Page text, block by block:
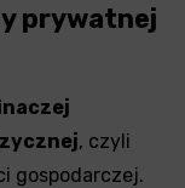
prywatnej
, czyli
gospodarczej.